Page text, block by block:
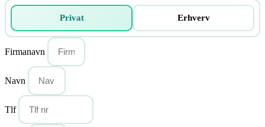
Privat Erhverv
Firmanavn
Navn
Tlf